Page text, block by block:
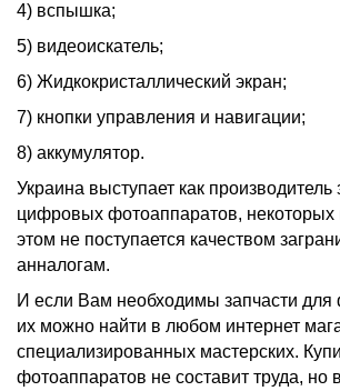
4) вспышка;
5) видеоискатель;
6) Жидкокристаллический экран;
7) кнопки управления и навигации;
8) аккумулятор.
Украина выступает как производитель
цифровых фотоаппаратов, некоторых
этом не поступается качеством
анналогам.
И если Вам необходимы запчасти для
их можно найти в любом интернет
специализированных мастерских.
фотоаппаратов не составит труда, но